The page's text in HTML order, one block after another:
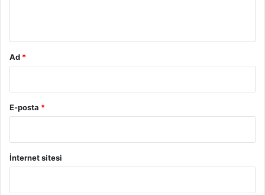
Ad *
E-posta *
İnternet sitesi